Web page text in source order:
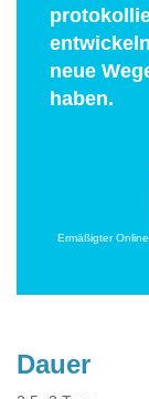
neue
haben.
Ermäßigter
Dauer